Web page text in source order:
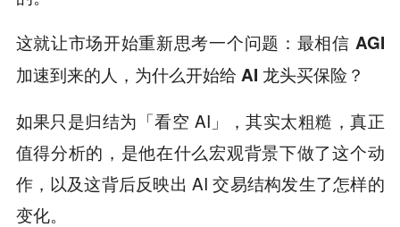
这就让市场开始重新思考一个问题： 最相信 AGI
加速到来的人，为什么开始给 AI 龙头买保险？
如果只是归结为「看空 AI」，其实太粗糙，真正
值得分析的，是他在什么宏观背景下做了这个动
作，以及这背后反映出 AI 交易结构发生了怎样的
变化。